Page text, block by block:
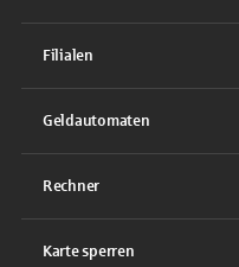
Filialen
Geldautomaten
Rechner
Karte sperren